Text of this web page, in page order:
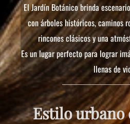
El Jardín Botánico brinda
con árboles históricos, caminos
rincones clásicos y una
Es un lugar perfecto para lograr
llenas de
Estilo urbano